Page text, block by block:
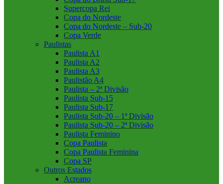
Supercopa Rei
Copa do Nordeste
Copa do Nordeste – Sub-20
Copa Verde
Paulistas
Paulista A1
Paulista A2
Paulista A3
Paulistão A4
Paulista – 2ª Divisão
Paulista Sub-15
Paulista Sub-17
Paulista Sub-20 – 1ª Divisão
Paulista Sub-20 – 2ª Divisão
Paulista Feminino
Copa Paulista
Copa Paulista Feminina
Copa SP
Outros Estados
Acreano